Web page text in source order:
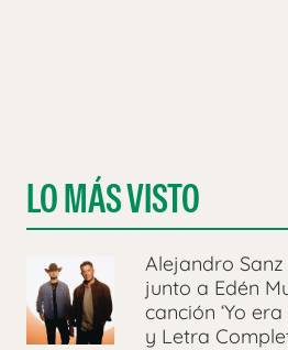
LO MÁS VISTO
Alejandro
junto a Edén
canción ‘Yo
y Letra